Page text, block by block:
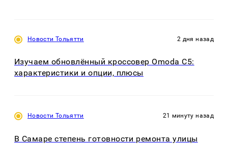
Новости Тольятти 2 дня назад
Изучаем обновлённый кроссовер Omoda C5:
характеристики и опции, плюсы
Новости Тольятти 21 минуту назад
В Самаре степень готовности ремонта улицы